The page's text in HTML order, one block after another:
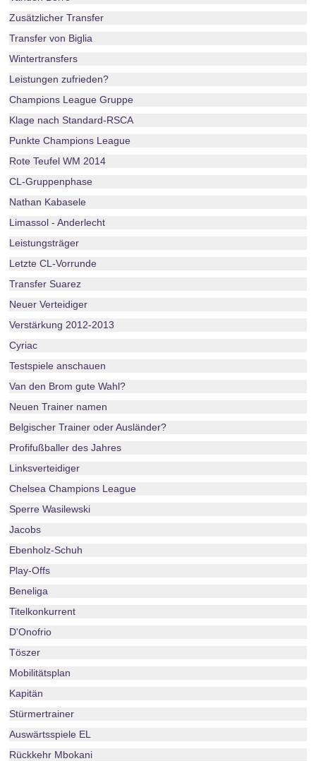
Zusätzlicher Transfer
Transfer von Biglia
Wintertransfers
Leistungen zufrieden?
Champions League Gruppe
Klage nach Standard-RSCA
Punkte Champions League
Rote Teufel WM 2014
CL-Gruppenphase
Nathan Kabasele
Limassol - Anderlecht
Leistungsträger
Letzte CL-Vorrunde
Transfer Suarez
Neuer Verteidiger
Verstärkung 2012-2013
Cyriac
Testspiele anschauen
Van den Brom gute Wahl?
Neuen Trainer namen
Belgischer Trainer oder Ausländer?
Profifußballer des Jahres
Linksverteidiger
Chelsea Champions League
Sperre Wasilewski
Jacobs
Ebenholz-Schuh
Play-Offs
Beneliga
Titelkonkurrent
D'Onofrio
Töszer
Mobilitätsplan
Kapitän
Stürmertrainer
Auswärtsspiele EL
Rückkehr Mbokani